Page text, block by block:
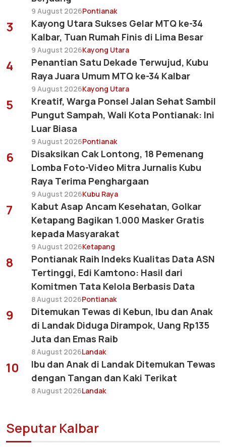
9 August 2026Pontianak
3
Kayong Utara Sukses Gelar MTQ ke-34
Kalbar, Tuan Rumah Finis di Lima Besar
9 August 2026Kayong Utara
4
Penantian Satu Dekade Terwujud, Kubu
Raya Juara Umum MTQ ke-34 Kalbar
9 August 2026Kayong Utara
5
Kreatif, Warga Ponsel Jalan Sehat Sambil
Pungut Sampah, Wali Kota Pontianak: Ini
Luar Biasa
9 August 2026Pontianak
6
Disaksikan Cak Lontong, 18 Pemenang
Lomba Foto-Video Mitra Jurnalis Kubu
Raya Terima Penghargaan
9 August 2026Kubu Raya
7
Kabut Asap Ancam Kesehatan, Golkar
Ketapang Bagikan 1.000 Masker Gratis
kepada Masyarakat
9 August 2026Ketapang
8
Pontianak Raih Indeks Kualitas Data ASN
Tertinggi, Edi Kamtono: Hasil dari
Komitmen Tata Kelola Berbasis Data
8 August 2026Pontianak
9
Ditemukan Tewas di Kebun, Ibu dan Anak
di Landak Diduga Dirampok, Uang Rp135
Juta dan Emas Raib
8 August 2026Landak
10
Ibu dan Anak di Landak Ditemukan Tewas
dengan Tangan dan Kaki Terikat
8 August 2026Landak
Seputar Kalbar